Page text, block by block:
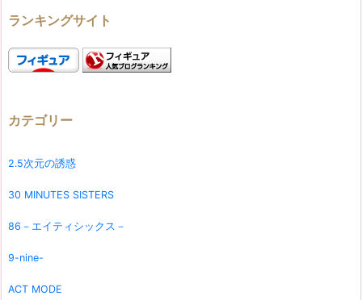
ランキングサイト
カテゴリー
2.5次元の誘惑
30 MINUTES SISTERS
86－エイティシックス－
9-nine-
ACT MODE